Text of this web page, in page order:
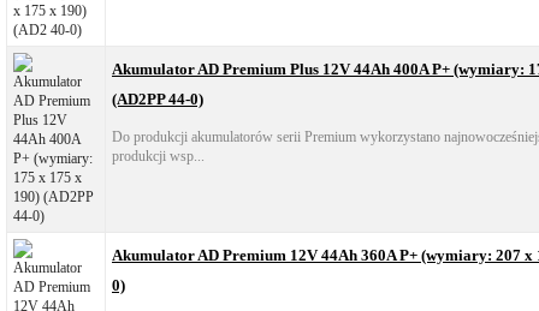
Akumulator AD Premium Plus 12V 44Ah 400A P+ (wymiary:
(AD2PP 44-0)
Do produkcji akumulatorów serii Premium wykorzystano
produkcji wsp...
Akumulator AD Premium 12V 44Ah 360A P+ (wymiary: 207 x
0)